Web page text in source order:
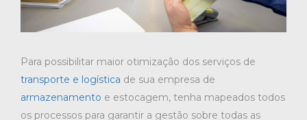
Para possibilitar maior otimização dos serviços de
transporte e logística de sua empresa de
armazenamento e estocagem, tenha mapeados todos
os processos para garantir a gestão sobre todas as